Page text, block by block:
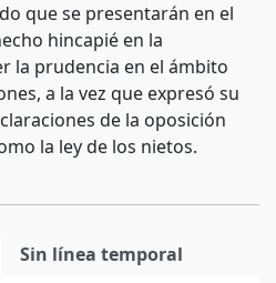
que se presentarán en el
hincapié en la
la prudencia en el ámbito
a la vez que expresó su
de la oposición
la ley de los nietos.
Sin línea temporal